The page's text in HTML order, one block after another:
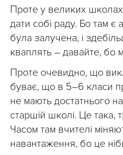
Проте у великих
дати собі раду. Бо там є
була залучена, і
кваплять – давайте, бо
Проте очевидно, що
буває, що в 5–6 класи
не мають достатнього
старшій школі. Це така,
Часом там вчителі
навантаження, бо це